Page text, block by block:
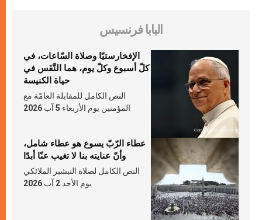
البابا فرنسيس
الإفخارستيّا وصلاة السّاعات، في
كلّ أسبوع وكلّ يوم، هما النَّفَس في
حياة الكنيسة
النص الكامل للمقابلة العامّة مع
المؤمنين يوم الأربعاء 5 آب 2026
عطاء الرّبّ يسوع هو عطاء شامل،
وأنّ عنايته بنا لا تغيب عنّا أبدًا
النص الكامل لصلاة التبشير الملائكي
يوم الأحد 2 آب 2026